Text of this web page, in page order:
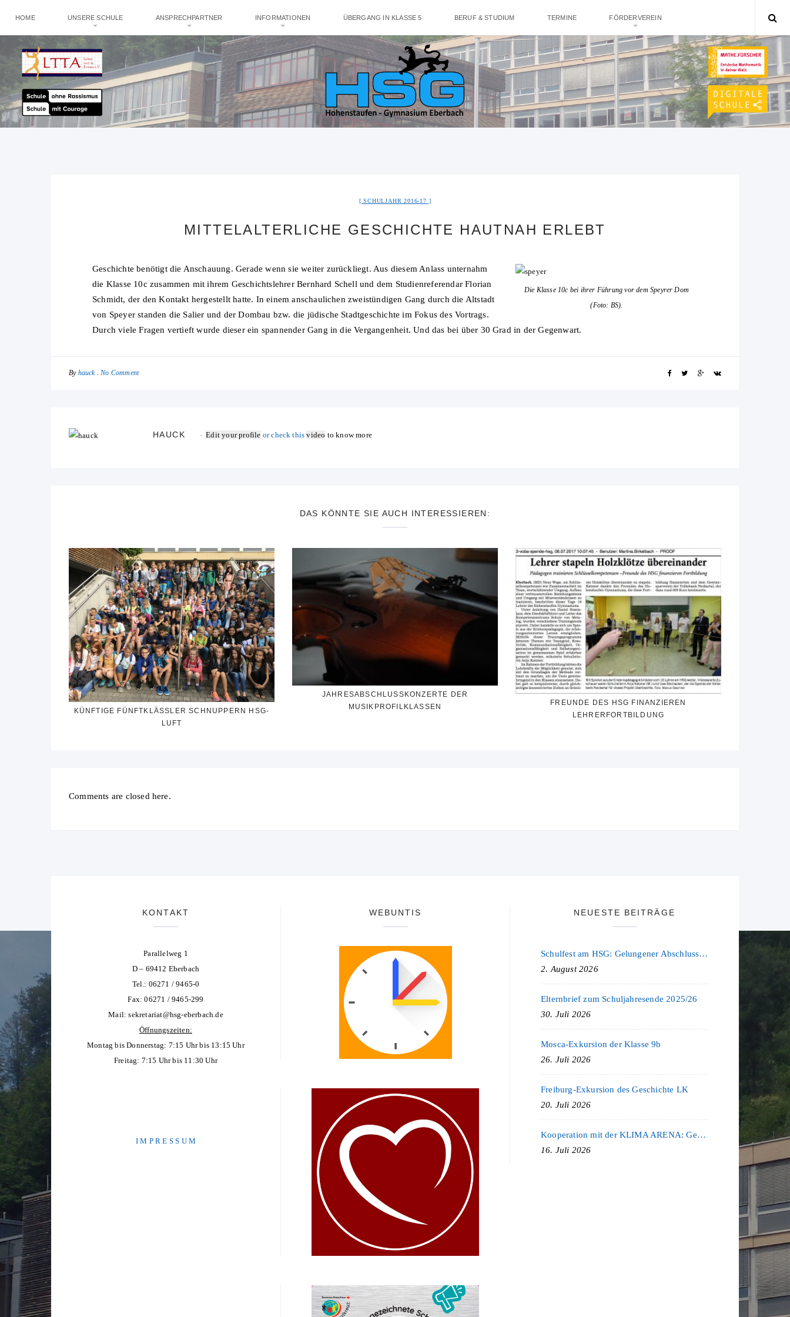
HOME UNSERE SCHULE ANSPRECHPARTNER INFORMATIONEN ÜBERGANG IN KLASSE 5 BERUF & STUDIUM TERMINE FÖRDERVEREIN
SCHULJAHR 2016-17
MITTELALTERLICHE GESCHICHTE HAUTNAH ERLEBT
Die Klasse 10c bei ihrer Führung vor dem Speyrer Dom
(Foto: BS).
Geschichte benötigt die Anschauung. Gerade wenn sie weiter zurückliegt. Aus diesem Anlass unternahm
die Klasse 10c zusammen mit ihrem Geschichtslehrer Bernhard Schell und dem Studienreferendar Florian
Schmidt, der den Kontakt hergestellt hatte. In einem anschaulichen zweistündigen Gang durch die Altstadt
von Speyer standen die Salier und der Dombau bzw. die jüdische Stadtgeschichte im Fokus des Vortrags.
Durch viele Fragen vertieft wurde dieser ein spannender Gang in die Vergangenheit. Und das bei über 30 Grad in der Gegenwart.
By hauck No Comment
HAUCK Edit your profile or check thisvideo to know more
DAS KÖNNTE SIE AUCH INTERESSIEREN:
KÜNFTIGE FÜNFTKLÄSSLER SCHNUPPERN HSG-
LUFT
JAHRESABSCHLUSSKONZERTE DER
MUSIKPROFILKLASSEN
FREUNDE DES HSG FINANZIEREN
LEHRERFORTBILDUNG
Comments are closed here.
KONTAKT
Parallelweg 1
D – 69412 Eberbach
Tel.: 06271 / 9465-0
Fax: 06271 / 9465-299
Mail:sekretariat@hsg-eberbach.de
Öffnungszeiten:
Montag bis Donnerstag: 7:15 Uhr bis 13:15 Uhr
Freitag: 7:15 Uhr bis 11:30 Uhr
I M P R E S S U M
WEBUNTIS NEUESTE BEITRÄGE
Schulfest am HSG: Gelungener Abschluss eines ereignisreichen Schuljahres
2. August 2026
Elternbrief zum Schuljahresende 2025/26
30. Juli 2026
Mosca-Exkursion der Klasse 9b
26. Juli 2026
Freiburg-Exkursion des Geschichte LK
20. Juli 2026
Kooperation mit der KLIMA ARENA: Gemeinsam für Nachhaltigkeit und Klimaschutz
16. Juli 2026